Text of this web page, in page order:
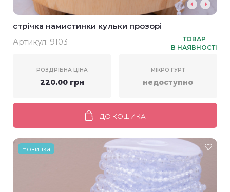
стрічка намистинки кульки прозорі
Артикул: 9103
ТОВАР
В НАЯВНОСТІ
РОЗДРІБНА ЦІНА
220.00 грн
МІКРО ГУРТ
недоступно
ДО КОШИКА
Новинка